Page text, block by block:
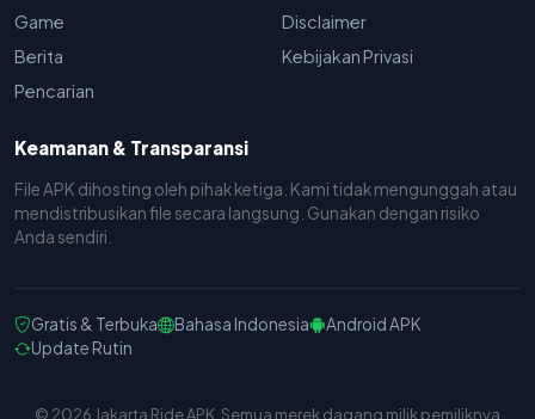
Game
Berita
Pencarian
Disclaimer
Kebijakan Privasi
Keamanan & Transparansi
File APK dihosting oleh pihak ketiga. Kami tidak mengunggah atau
mendistribusikan file secara langsung. Gunakan dengan risiko
Anda sendiri.
Gratis & Terbuka Bahasa Indonesia
Android APK
Update Rutin
© 2026 Jakarta Ride APK. Semua merek dagang milik pemiliknya